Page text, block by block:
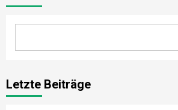
Letzte Beiträge